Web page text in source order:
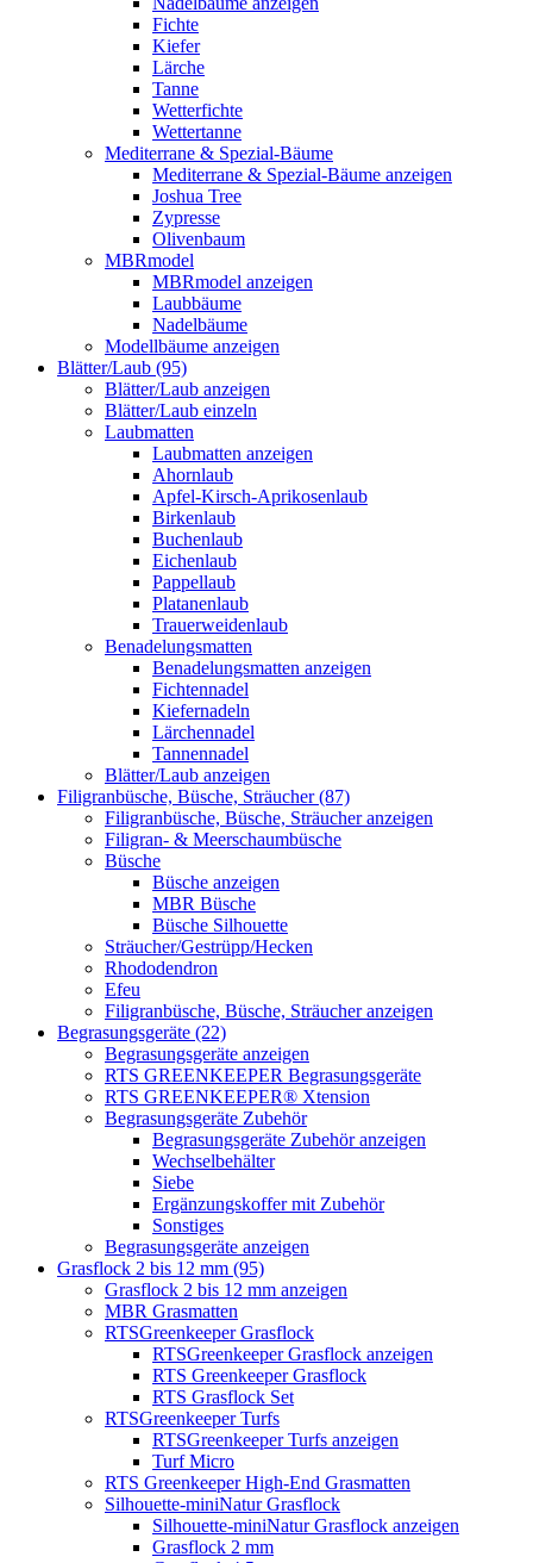
Fichte
Kiefer
Lärche
Tanne
Wetterfichte
Wettertanne
Mediterrane & Spezial-Bäume
Mediterrane & Spezial-Bäume anzeigen
Joshua Tree
Zypresse
Olivenbaum
MBRmodel
MBRmodel anzeigen
Laubbäume
Nadelbäume
Modellbäume anzeigen
Blätter/Laub (95)
Blätter/Laub anzeigen
Blätter/Laub einzeln
Laubmatten
Laubmatten anzeigen
Ahornlaub
Apfel-Kirsch-Aprikosenlaub
Birkenlaub
Buchenlaub
Eichenlaub
Pappellaub
Platanenlaub
Trauerweidenlaub
Benadelungsmatten
Benadelungsmatten anzeigen
Fichtennadel
Kiefernadeln
Lärchennadel
Tannennadel
Blätter/Laub anzeigen
Filigranbüsche, Büsche, Sträucher (87)
Filigranbüsche, Büsche, Sträucher anzeigen
Filigran- & Meerschaumbüsche
Büsche
Büsche anzeigen
MBR Büsche
Büsche Silhouette
Sträucher/Gestrüpp/Hecken
Rhododendron
Efeu
Filigranbüsche, Büsche, Sträucher anzeigen
Begrasungsgeräte (22)
Begrasungsgeräte anzeigen
RTS GREENKEEPER Begrasungsgeräte
RTS GREENKEEPER® Xtension
Begrasungsgeräte Zubehör
Begrasungsgeräte Zubehör anzeigen
Wechselbehälter
Siebe
Ergänzungskoffer mit Zubehör
Sonstiges
Begrasungsgeräte anzeigen
Grasflock 2 bis 12 mm (95)
Grasflock 2 bis 12 mm anzeigen
MBR Grasmatten
RTSGreenkeeper Grasflock
RTSGreenkeeper Grasflock anzeigen
RTS Greenkeeper Grasflock
RTS Grasflock Set
RTSGreenkeeper Turfs
RTSGreenkeeper Turfs anzeigen
Turf Micro
RTS Greenkeeper High-End Grasmatten
Silhouette-miniNatur Grasflock
Silhouette-miniNatur Grasflock anzeigen
Grasflock 2 mm